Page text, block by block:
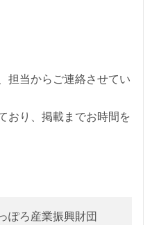
担当からご連絡させてい
おり、掲載までお時間を
ぽろ産業振興財団